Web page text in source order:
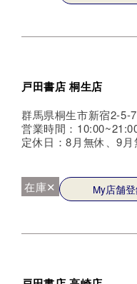
戸田書店 桐生店
群馬県桐生市新宿2-5-7
営業時間：
定休日：8月無休、9月
在庫✕ My店舗